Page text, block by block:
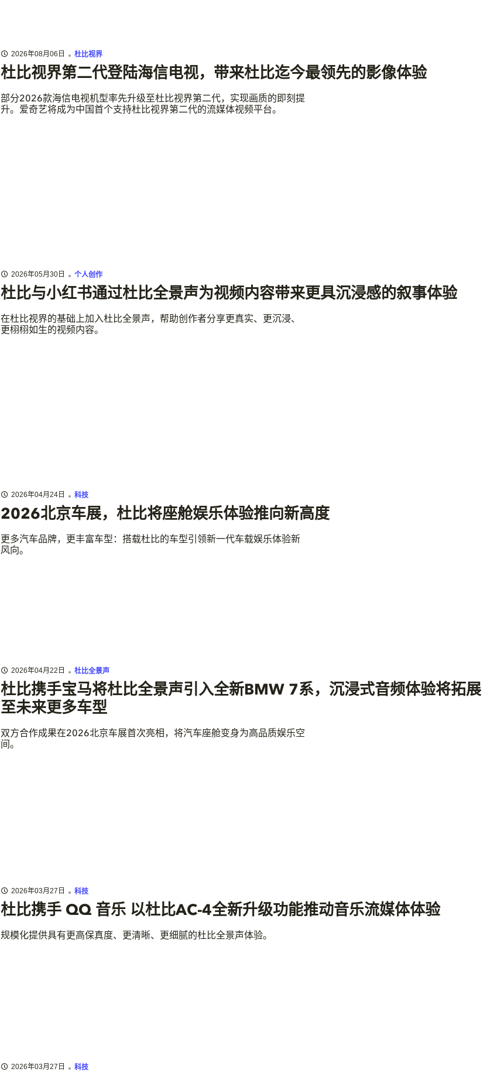
2026年08月06日 杜比视界
杜比视界第二代登陆海信电视，带来杜比迄今最领先的影像体验
部分2026款海信电视机型率先升级至杜比视界第二代，实现画质的即刻提
升。爱奇艺将成为中国首个支持杜比视界第二代的流媒体视频平台。
2026年05月30日 个人创作
杜比与小红书通过杜比全景声为视频内容带来更具沉浸感的叙事体验
在杜比视界的基础上加入杜比全景声，帮助创作者分享更真实、更沉浸、
更栩栩如生的视频内容。
2026年04月24日 科技
2026北京车展，杜比将座舱娱乐体验推向新高度
更多汽车品牌，更丰富车型：搭载杜比的车型引领新一代车载娱乐体验新
风向。
2026年04月22日 杜比全景声
杜比携手宝马将杜比全景声引入全新BMW 7系，沉浸式音频体验将拓展
至未来更多车型
双方合作成果在2026北京车展首次亮相，将汽车座舱变身为高品质娱乐空
间。
2026年03月27日 科技
杜比携手 QQ 音乐 以杜比AC-4全新升级功能推动音乐流媒体体验
规模化提供具有更高保真度、更清晰、更细腻的杜比全景声体验。
2026年03月27日 科技